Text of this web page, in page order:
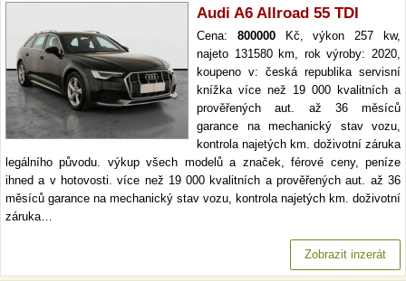
Audi A6 Allroad 55 TDI
Cena: 800000Kč, výkon 257 kw,
najeto 131580 km, rok výroby: 2020,
koupeno v: česká republika servisní
knížka více než 19 000 kvalitních a
prověřených aut. až 36 měsíců
garance na mechanický stav vozu,
kontrola najetých km. doživotní záruka
legálního původu. výkup všech modelů a značek, férové ceny, peníze
ihned a v hotovosti. více než 19 000 kvalitních a prověřených aut. až 36
měsíců garance na mechanický stav vozu, kontrola najetých km. doživotní
záruka…
Zobrazit inzerát